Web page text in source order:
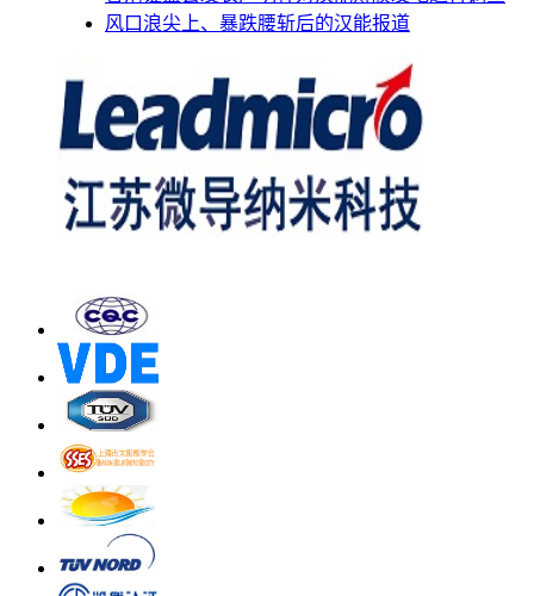
风口浪尖上、暴跌腰斩后的汉能报道